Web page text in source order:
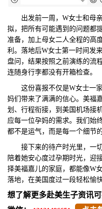
出发前一周，W女士和母亲
拟，把所有可能遇到的问题都
准备，加上母女二人全程的高
利。落地后W女士第一时间发
盘问，结果按照之前演练的流
连随身行李都没有开箱检查。
这份喜报不仅是W女士一家
妈们带来了满满的信心。美福
划、行程衔接，到美国机场接
应每一位孕妈的需求。我们始
都不是运气，而是每一个细节
接下来的待产时光里，一切
陪着她安心度过孕期时光，迎
择美福嘉儿的家庭，都能像W
落地，在美国度过一段轻松愉
想了解更多赴美生子资讯